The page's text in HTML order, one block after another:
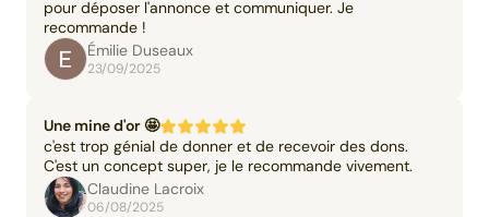
pour déposer l'annonce et communiquer. Je
recommande !
Émilie Duseaux
23/09/2025
Une mine d'or 🤩
c'est trop génial de donner et de recevoir des dons.
C'est un concept super, je le recommande vivement.
Claudine Lacroix
06/08/2025